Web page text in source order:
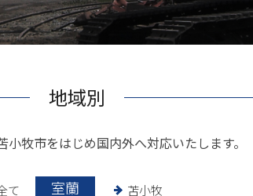
地域別
小牧市をはじめ国内外へ対応いたします。
て 室蘭 苫小牧